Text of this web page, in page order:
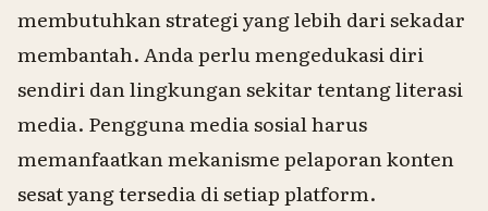
membutuhkan strategi yang lebih dari sekadar
membantah. Anda perlu mengedukasi diri
sendiri dan lingkungan sekitar tentang literasi
media. Pengguna media sosial harus
memanfaatkan mekanisme pelaporan konten
sesat yang tersedia di setiap platform.